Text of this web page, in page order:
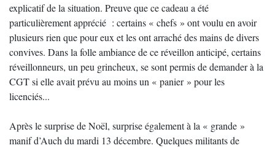
explicatif de la situation. Preuve que ce cadeau a été
particulièrement apprécié : certains « chefs » ont voulu en avoir
plusieurs rien que pour eux et les ont arraché des mains de divers
convives. Dans la folle ambiance de ce réveillon anticipé, certains
réveillonneurs, un peu grincheux, se sont permis de demander à la
CGT si elle avait prévu au moins un « panier » pour les
licenciés...
Après le surprise de Noël, surprise également à la « grande »
manif d’Auch du mardi 13 décembre. Quelques militants de